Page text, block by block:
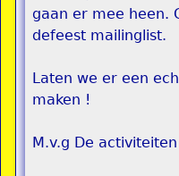
gaan er mee heen.
defeest mailinglist.
Laten we er een
maken !
M.v.g De